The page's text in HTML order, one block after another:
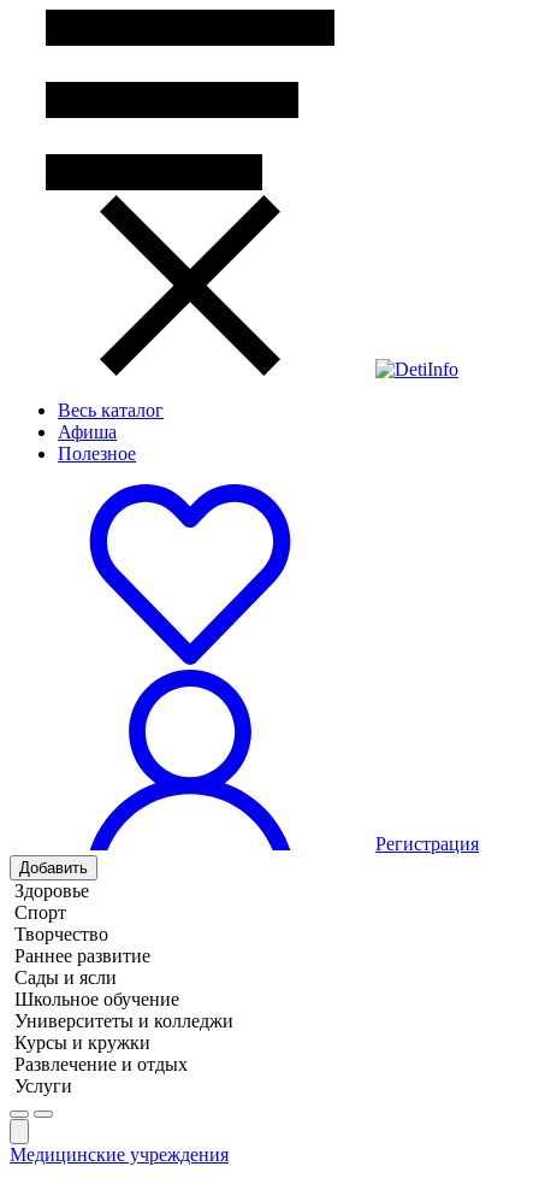
Весь каталог
Афиша
Полезное
Регистрация
Добавить
Здоровье
Спорт
Творчество
Раннее развитие
Сады и ясли
Школьное обучение
Университеты и колледжи
Курсы и кружки
Развлечение и отдых
Услуги
Медицинские учреждения